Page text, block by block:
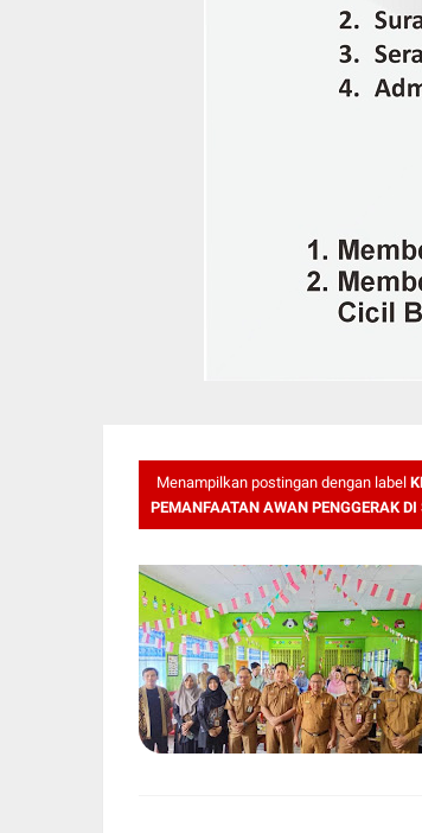
Menampilkan postingan dengan label
PEMANFAATAN AWAN PENGGERAK